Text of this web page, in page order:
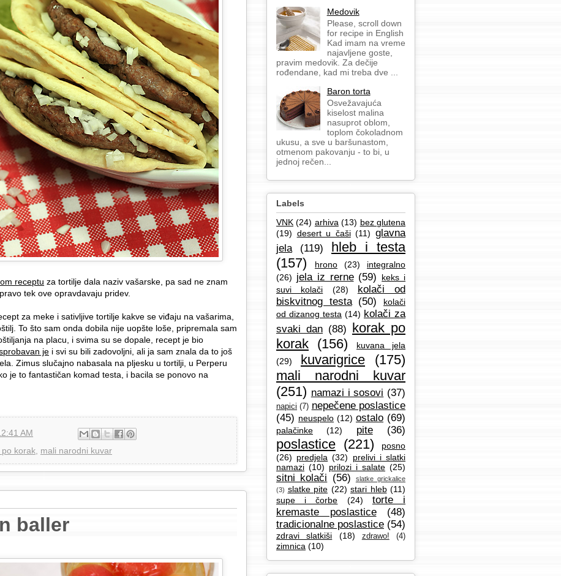
receptu za tortilje dala naziv vašarske, pa sad ne znam
tek ove opravdavaju pridev.
za meke i sativljive tortilje kakve se viđaju na vašarima,
To što sam onda dobila nije uopšte loše, pripremala sam
na placu, i svima su se dopale, recept je bio
je i svi su bili zadovoljni, ali ja sam znala da to još
Zimus slučajno nabasala na pljesku u tortilji, u Perperu
je to fantastičan komad testa, i bacila se ponovo na
AM
po korak mali narodni kuvar
baller
Medovik
Please, scroll down
for recipe in English
Kad imam na vreme
najavljene goste,
pravim medovik. Za dečije
rođendane, kad mi treba dve ...
Baron torta
Osvežavajuća
kiselost malina
nasuprot oblom,
toplom čokoladnom
ukusu, a sve u baršunastom,
otmenom pakovanju - to bi, u
jednoj rečen...
Labels
VNK (24) arhiva (13) bez glutena
(19) desert u čaši (11) glavna
jela
(119)
hleb i testa
(157)
hrono (23)
integralno
(26) jela iz rerne (59)
keks i
suvi kolači
(28)
kolači od
biskvitnog testa (50)
kolači
od dizanog testa (14) kolači za
svaki dan (88) korak po
korak (156)
kuvana jela
(29)
kuvarigrice
(175)
mali narodni kuvar
(251) namazi i sosovi (37)
napici (7) nepečene poslastice
(45) neuspelo (12) ostalo (69)
palačinke (12) pite (36)
poslastice (221)
posno
(26) predjela (32)
prelivi i slatki
namazi (10) prilozi i salate (25)
sitni kolači (56)
slatke grickalice
(3) slatke pite (22) stari hleb (11)
supe i čorbe
(24)
torte i
kremaste poslastice
(48)
tradicionalne poslastice (54)
zdravi slatkiši (18) zdrawo! (4)
zimnica (10)